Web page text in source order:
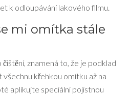
k odloupávání lakového filmu.
mi omítka stále
znamená to, že je podklad
křehkou omítku až na
aplikujte speciální pojistnou